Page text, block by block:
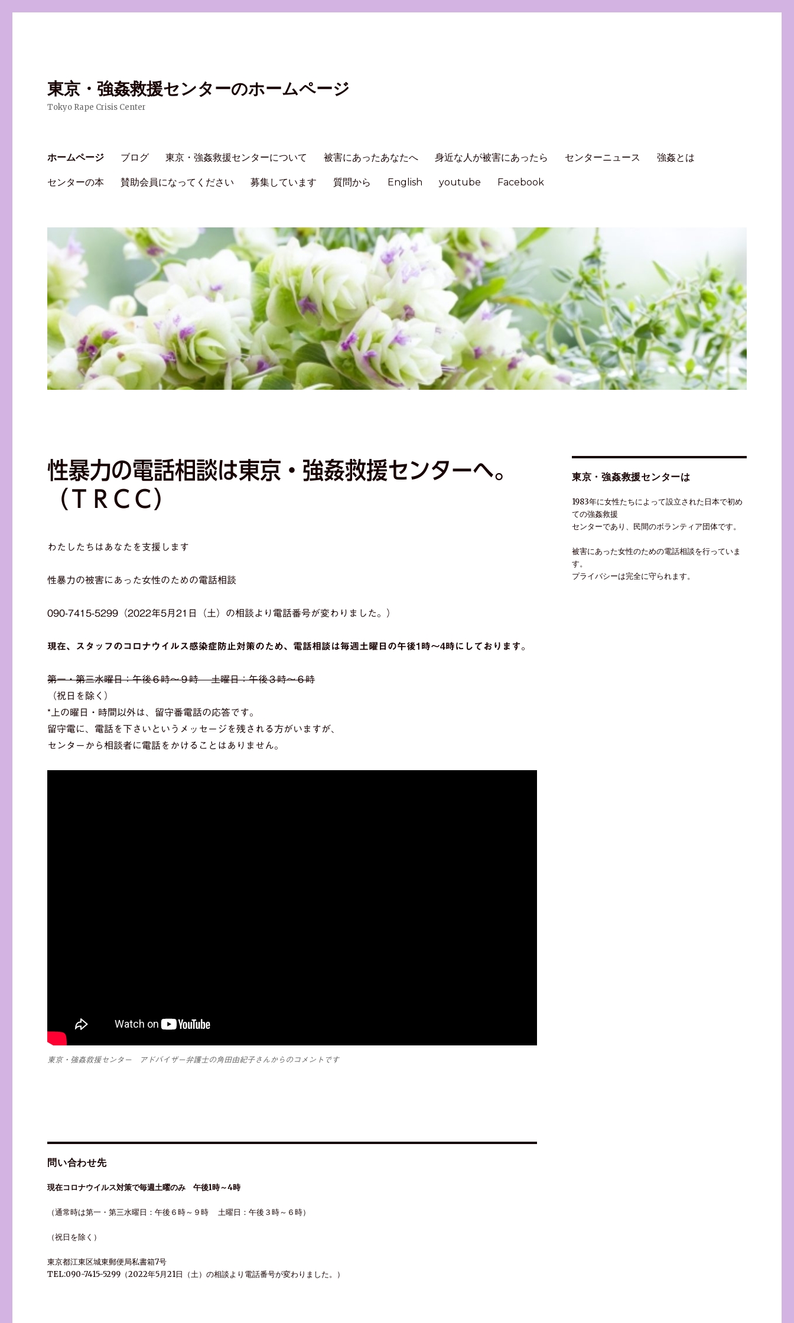
東京・強姦救援センターのホームページ
Tokyo Rape Crisis Center
ホームページ ブログ 東京・強姦救援センターについて 被害にあったあなたへ 身近な人が被害にあったら センターニュース 強姦とは
センターの本 賛助会員になってください 募集しています 質問から English youtube Facebook
性暴力の電話相談は東京・強姦救援センターへ。
（ＴＲＣＣ）
わたしたちはあなたを支援します
性暴力の被害にあった女性のための電話相談
090-7415-5299（2022年5月21日（土）の相談より電話番号が変わりました。）
現在、スタッフのコロナウイルス感染症防止対策のため、電話相談は毎週土曜日の午後1時～4時にしております。
第一・第三水曜日：午後６時～９時 土曜日：午後３時～６時
（祝日を除く）
*上の曜日・時間以外は、留守番電話の応答です。
留守電に、電話を下さいというメッセージを残される方がいますが、
センターから相談者に電話をかけることはありません。
東京・強姦救援センター アドバイザー弁護士の角田由紀子さんからのコメントです
問い合わせ先
現在コロナウイルス対策で毎週土曜のみ 午後1時～4時
（通常時は第一・第三水曜日：午後６時～９時 土曜日：午後３時～６時）
（祝日を除く）
東京都江東区城東郵便局私書箱7号
TEL:090-7415-5299（2022年5月21日（土）の相談より電話番号が変わりました。）
東京・強姦救援センターは
1983年に女性たちによって設立された日本で初め
ての強姦救援
センターであり、民間のボランティア団体です。
被害にあった女性のための電話相談を行っていま
す。
プライバシーは完全に守られます。